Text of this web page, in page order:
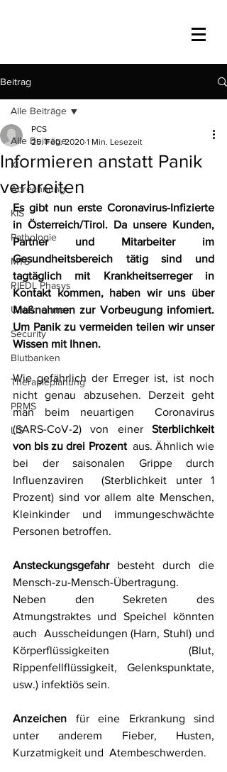
Beitrag
Alle Beiträge
KI
Abrechnung
KIS
Pathologie
MTS
RIEDL Phasys
Unternehmen
Security
Blutbanken
Therapieplanung
PRMS
LIS
Alle Beiträge
Informieren anstatt Panik
verbreiten
PCS
25. Feb. 2020 1 Min. Lesezeit
Es gibt nun erste Coronavirus-Infizierte
in Österreich/Tirol. Da unsere Kunden,
Partner und Mitarbeiter im
Gesundheitsbereich tätig sind und
tagtäglich mit Krankheitserreger in
Kontakt kommen, haben wir uns über
Maßnahmen zur Vorbeugung infomiert.
Um Panik zu vermeiden teilen wir unser
Wissen mit Ihnen.
Wie gefährlich der Erreger ist, ist noch
nicht genau abzusehen. Derzeit geht
man beim neuartigen  Coronavirus
(SARS-CoV-2) von einer Sterblichkeit
von bis zu drei Prozent
  aus. Ähnlich wie
bei der saisonalen Grippe durch
Influenzaviren  (Sterblichkeit unter 1
Prozent) sind vor allem alte Menschen,
Kleinkinder und immungeschwächte
Personen betroffen.
Ansteckungsgefahr besteht durch die
Mensch-zu-Mensch-Übertragung.
Neben den Sekreten des
Atmungstraktes und Speichel könnten
auch  Ausscheidungen (Harn, Stuhl) und
Körperflüssigkeiten (Blut,
Rippenfellflüssigkeit, Gelenkspunktate,
usw.) infektiös sein.
Anzeichen für eine Erkrankung sind
unter anderem Fieber, Husten,
Kurzatmigkeit und  Atembeschwerden.